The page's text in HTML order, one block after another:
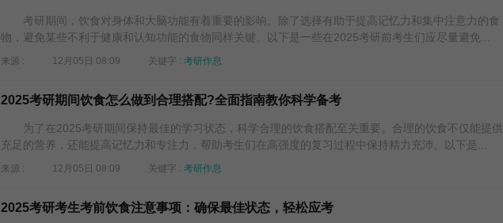
考研期间，饮食对身体和大脑功能有着重要的影响。除了选择有助于提高记忆力和集中注意力的食
物，避免某些不利于健康和认知功能的食物同样关键。以下是一些在2025考研前考生们应尽量避免...
来源 : 12月05日 08:09 关键字 : 考研作息
2025考研期间饮食怎么做到合理搭配?全面指南教你科学备考
为了在2025考研期间保持最佳的学习状态，科学合理的饮食搭配至关重要。合理的饮食不仅能提供
充足的营养，还能提高记忆力和专注力，帮助考生们在高强度的复习过程中保持精力充沛。以下是...
来源 : 12月05日 08:09 关键字 : 考研作息
2025考研考生考前饮食注意事项：确保最佳状态，轻松应考